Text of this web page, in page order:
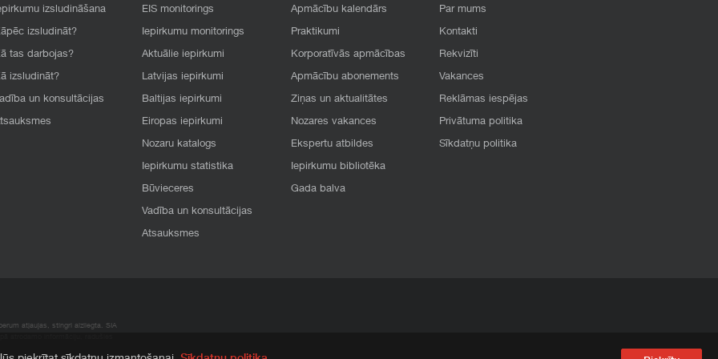
izsludināšana
izsludināt?
tas darbojas?
izsludināt?
un konsultācijas
EIS monitorings
Iepirkumu monitorings
Aktuālie iepirkumi
Latvijas iepirkumi
Baltijas iepirkumi
Eiropas iepirkumi
Nozaru katalogs
Iepirkumu statistika
Būvieceres
Vadība un konsultācijas
Atsauksmes
Apmācību kalendārs
Praktikumi
Korporatīvās apmācības
Apmācību abonements
Ziņas un aktualitātes
Nozares vakances
Ekspertu atbildes
Iepirkumu bibliotēka
Gada balva
Par mums
Kontakti
Rekvizīti
Vakances
Reklāmas iespējas
Privātuma politika
Sīkdatņu politika
atļaujas, stingri aizliegta. SIA